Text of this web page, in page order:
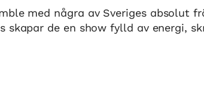
med några av Sveriges absolut
skapar de en show fylld av energi,